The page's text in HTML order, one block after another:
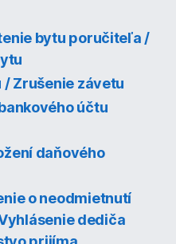
bytu poručiteľa /
/ Zrušenie závetu
účtu
daňového
o neodmietnutí
dediča